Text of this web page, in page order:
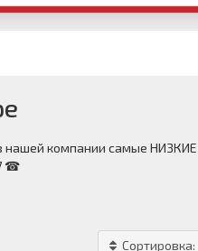
компании самые
☎
Сортировка: